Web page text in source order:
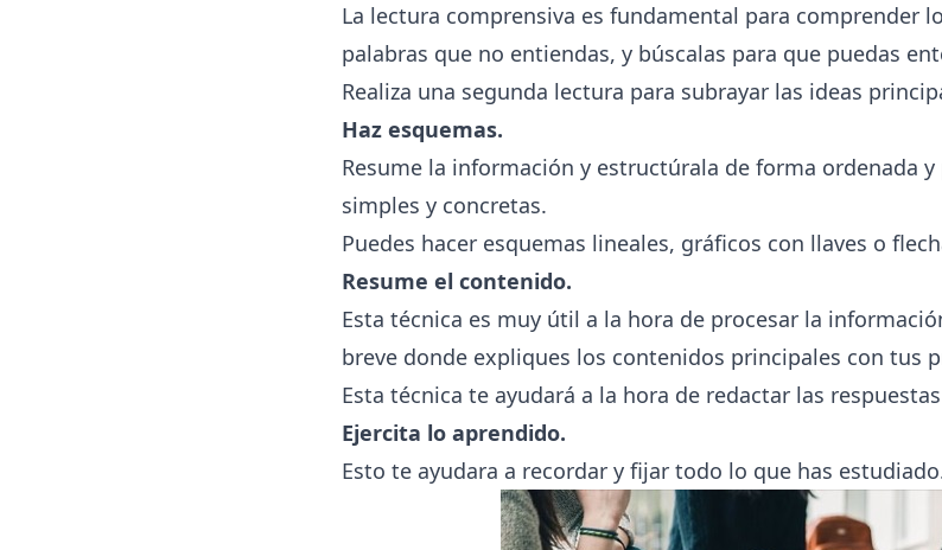
La lectura comprensiva es fundamental para comprender
palabras que no entiendas, y búscalas para que puedas
Realiza una segunda lectura para subrayar las ideas
Haz esquemas.
Resume la información y estructúrala de forma ordenada
simples y concretas.
Puedes hacer esquemas lineales, gráficos con llaves o
Resume el contenido.
Esta técnica es muy útil a la hora de procesar la
breve donde expliques los contenidos principales con tus
Esta técnica te ayudará a la hora de redactar las
Ejercita lo aprendido.
Esto te ayudara a recordar y fijar todo lo que has